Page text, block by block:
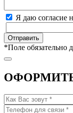
Я даю согласие
*Поле обязательно